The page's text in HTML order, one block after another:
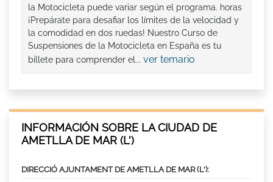
la Motocicleta puede variar según el programa. horas
¡Prepárate para desafiar los límites de la velocidad y
la comodidad en dos ruedas! Nuestro Curso de
Suspensiones de la Motocicleta en España es tu
billete para comprender el... ver temario
INFORMACIÓN SOBRE LA CIUDAD DE
AMETLLA DE MAR (L')
DIRECCIÓ AJUNTAMENT DE AMETLLA DE MAR (L'):